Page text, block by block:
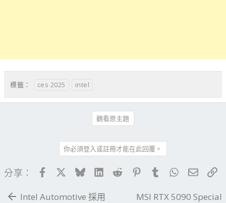
標籤： ces 2025 intel
觀看原主題
你必須登入或註冊才能在此回覆。
分享： FacebookBlueskyLinkedIn
Reddit PinterestTumblrWhatsApp
電子
Intel Automotive 採用
MSI RTX 5090 Special